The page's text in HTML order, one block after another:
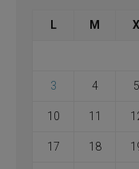
L M X
3 4 5
10 11
17 18